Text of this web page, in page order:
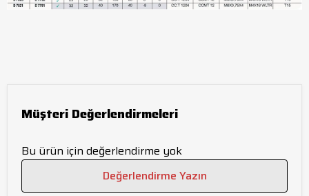
Müşteri Değerlendirmeleri
Bu ürün için değerlendirme yok
Değerlendirme Yazın